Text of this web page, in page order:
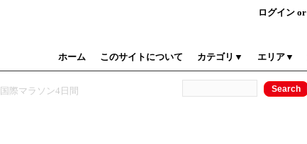
ログイン or
ホーム
このサイトについて カテゴリ▼ エリア▼
際マラソン4日間